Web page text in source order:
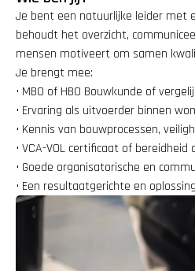
Je bent een natuurlijke leider met
behoudt het overzicht,
mensen motiveert om samen
Je brengt mee:
• MBO of HBO Bouwkunde of
• Ervaring als uitvoerder binnen
• Kennis van bouwprocessen,
• VCA-VOL certificaat of bereidheid
• Goede organisatorische en
• Een resultaatgerichte en